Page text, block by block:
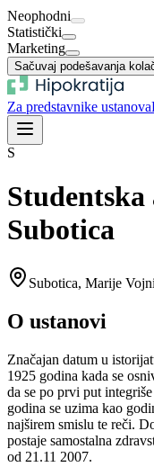
Neophodni
Statistički
Marketing
Sačuvaj podešavanja
Za predstavnike ustanova
S
Subotica
Subotica, Marije
O ustanovi
Značajan datum u
1925 godina kada se
da se po prvi put
godina se uzima kao
najširem smislu te reči.
postaje samostalna
od 21.11 2007.